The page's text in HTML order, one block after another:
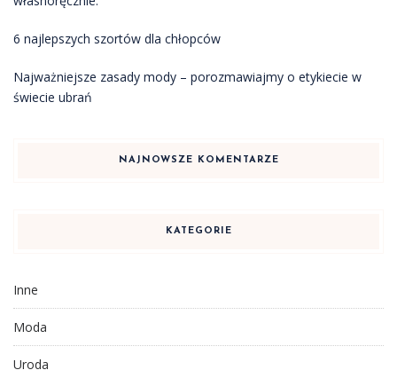
6 najlepszych szortów dla chłopców
Najważniejsze zasady mody – porozmawiajmy o etykiecie w
świecie ubrań
NAJNOWSZE KOMENTARZE
KATEGORIE
Inne
Moda
Uroda